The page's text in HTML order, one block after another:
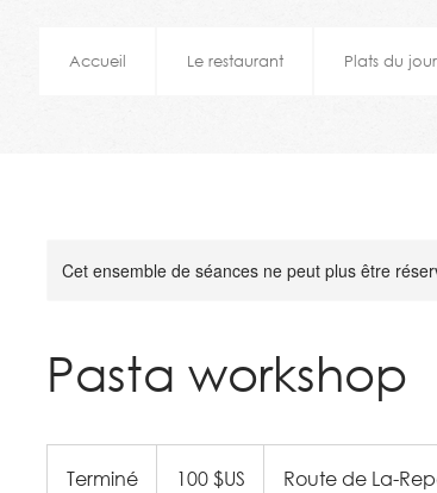
Accueil Le restaurant Plats du jour
Cet ensemble de séances ne peut plus être
Pasta workshop
Terminé 100 $US Route de La-